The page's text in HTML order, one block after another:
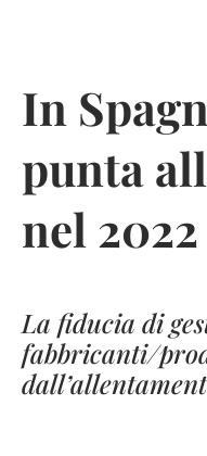
In
punta
nel 2022
La fiducia di
fabbricanti/